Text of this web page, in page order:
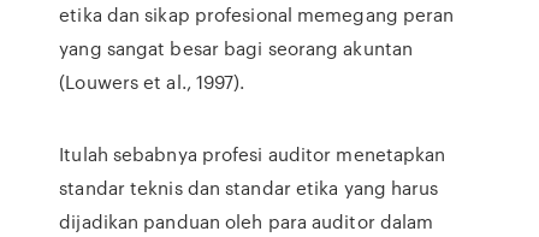
etika dan sikap profesional memegang peran
yang sangat besar bagi seorang akuntan
(Louwers et al., 1997).
Itulah sebabnya profesi auditor menetapkan
standar teknis dan standar etika yang harus
dijadikan panduan oleh para auditor dalam